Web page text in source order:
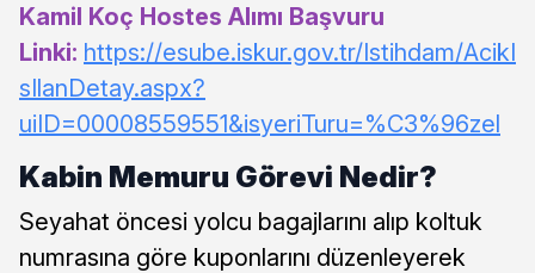
Kamil Koç Hostes Alımı Başvuru
Linki: https://esube.iskur.gov.tr/Istihdam/AcikI
sIlanDetay.aspx?
uiID=00008559551&isyeriTuru=%C3%96zel
Kabin Memuru Görevi Nedir?
Seyahat öncesi yolcu bagajlarını alıp koltuk
numrasına göre kuponlarını düzenleyerek